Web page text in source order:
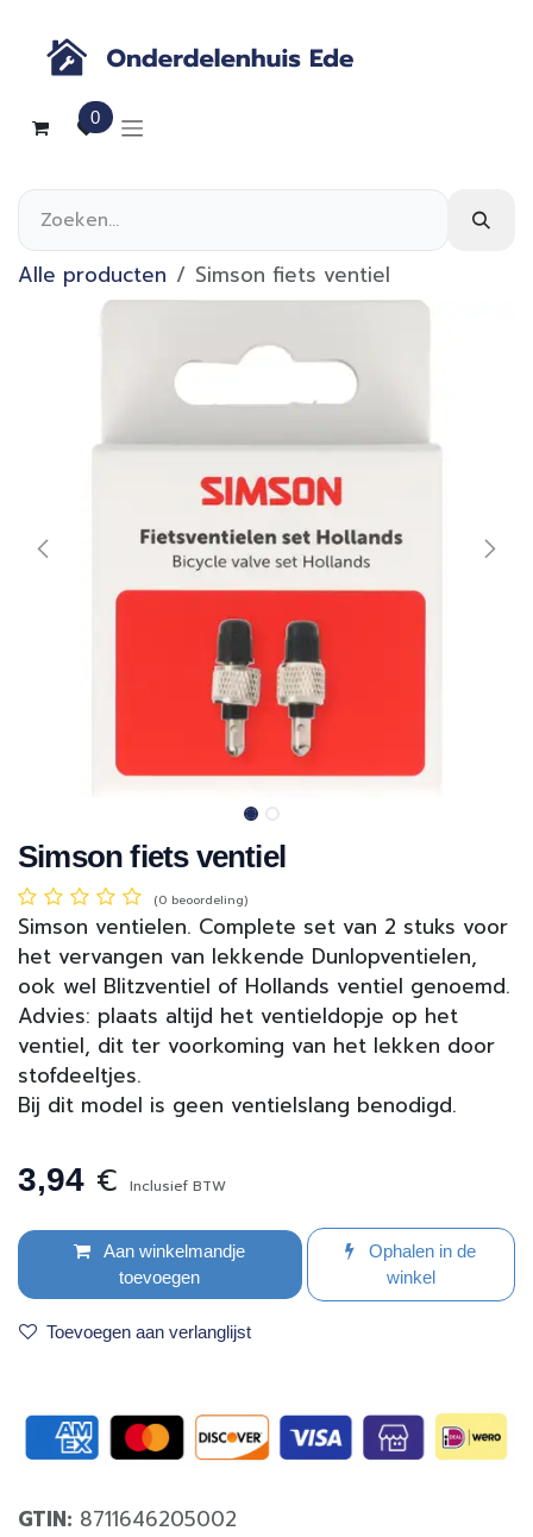
0
Alle producten Simson fiets ventiel
Simson fiets ventiel
(0 beoordeling)
Simson ventielen. Complete set van 2 stuks voor
het vervangen van lekkende Dunlopventielen,
ook wel Blitzventiel of Hollands ventiel genoemd.
Advies: plaats altijd het ventieldopje op het
ventiel, dit ter voorkoming van het lekken door
stofdeeltjes.
Bij dit model is geen ventielslang benodigd.
3,94 € Inclusief BTW
Aan winkelmandje
toevoegen
Ophalen in de
winkel
Toevoegen aan verlanglijst
GTIN: 8711646205002